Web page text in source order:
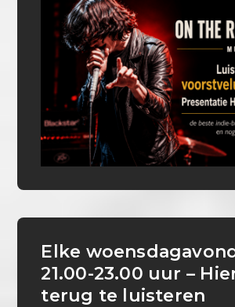
Elke
21.00-23.00 uur –
terug te luisteren